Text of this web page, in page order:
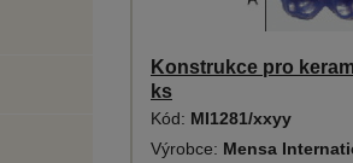
Konstrukce pro
ks
Kód: MI1281/xxyy
Výrobce: Mensa